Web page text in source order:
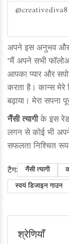
@creativediva8
अपने इस अनुभव और
"मैं अपने सभी
आपका प्यार और
करता है। कान्स मेरे
बढ़ाया। मेरा सपना
नैंसी त्यागीके इस रेड
लगन से कोई भी
सफलता निश्चित
टैग: नैंसी त्यागी
स्वयं डिजाइन गाउन
श्रेणियाँ